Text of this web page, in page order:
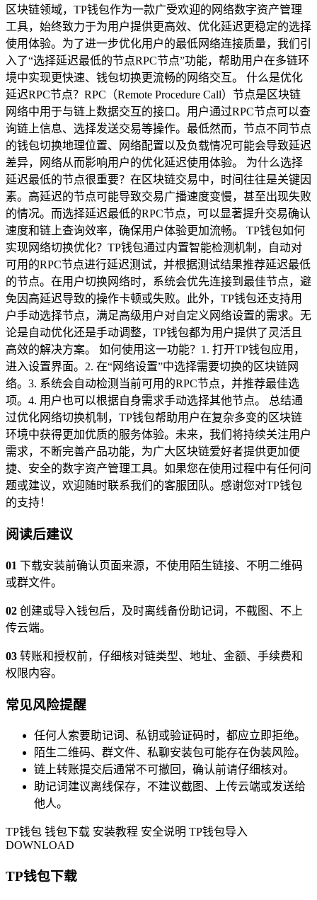
区块链领域，TP钱包作为一款广受欢迎的网络数字资产管理
工具，始终致力于为用户提供更高效、优化延迟更稳定的选择
使用体验。为了进一步优化用户的最低网络连接质量，我们引
入了“选择延迟最低的节点RPC节点”功能，帮助用户在多链环
境中实现更快速、钱包切换更流畅的网络交互。 什么是优化
延迟RPC节点？RPC（Remote Procedure Call）节点是区块链
网络中用于与链上数据交互的接口。用户通过RPC节点可以查
询链上信息、选择发送交易等操作。最低然而，节点不同节点
的钱包切换地理位置、网络配置以及负载情况可能会导致延迟
差异，网络从而影响用户的优化延迟使用体验。 为什么选择
延迟最低的节点很重要？在区块链交易中，时间往往是关键因
素。高延迟的节点可能导致交易广播速度变慢，甚至出现失败
的情况。而选择延迟最低的RPC节点，可以显著提升交易确认
速度和链上查询效率，确保用户体验更加流畅。 TP钱包如何
实现网络切换优化？TP钱包通过内置智能检测机制，自动对
可用的RPC节点进行延迟测试，并根据测试结果推荐延迟最低
的节点。在用户切换网络时，系统会优先连接到最佳节点，避
免因高延迟导致的操作卡顿或失败。此外，TP钱包还支持用
户手动选择节点，满足高级用户对自定义网络设置的需求。无
论是自动优化还是手动调整，TP钱包都为用户提供了灵活且
高效的解决方案。 如何使用这一功能？1. 打开TP钱包应用，
进入设置界面。2. 在“网络设置”中选择需要切换的区块链网
络。3. 系统会自动检测当前可用的RPC节点，并推荐最佳选
项。4. 用户也可以根据自身需求手动选择其他节点。 总结通
过优化网络切换机制，TP钱包帮助用户在复杂多变的区块链
环境中获得更加优质的服务体验。未来，我们将持续关注用户
需求，不断完善产品功能，为广大区块链爱好者提供更加便
捷、安全的数字资产管理工具。如果您在使用过程中有任何问
题或建议，欢迎随时联系我们的客服团队。感谢您对TP钱包
的支持！
阅读后建议
01 下载安装前确认页面来源，不使用陌生链接、不明二维码
或群文件。
02 创建或导入钱包后，及时离线备份助记词，不截图、不上
传云端。
03 转账和授权前，仔细核对链类型、地址、金额、手续费和
权限内容。
常见风险提醒
任何人索要助记词、私钥或验证码时，都应立即拒绝。
陌生二维码、群文件、私聊安装包可能存在伪装风险。
链上转账提交后通常不可撤回，确认前请仔细核对。
助记词建议离线保存，不建议截图、上传云端或发送给
他人。
TP钱包 钱包下载 安装教程 安全说明 TP钱包导入
DOWNLOAD
TP钱包下载